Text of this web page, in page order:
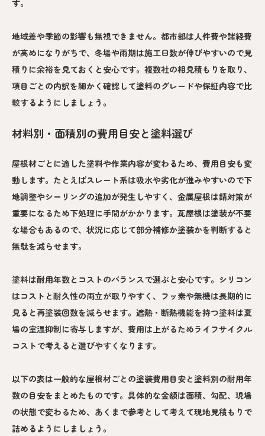
す。
地域差や季節の影響も無視できません。都市部は人件費や諸経費
が高めになりがちで、冬場や雨期は施工日数が伸びやすいので見
積りに余裕を見ておくと安心です。複数社の相見積もりを取り、
項目ごとの内訳を細かく確認して塗料のグレードや保証内容で比
較するようにしましょう。
材料別・面積別の費用目安と塗料選び
屋根材ごとに適した塗料や作業内容が変わるため、費用目安も変
動します。たとえばスレート系は吸水や劣化が進みやすいので下
地調整やシーリングの追加が発生しやすく、金属屋根は錆対策が
重要になるため下処理に手間がかかります。瓦屋根は塗装が不要
な場合もあるので、状況に応じて部分補修か塗装かを判断すると
無駄を減らせます。
塗料は耐用年数とコストのバランスで選ぶと安心です。シリコン
はコストと耐久性の両立が取りやすく、フッ素や無機は長期的に
見ると再塗装回数を減らせます。遮熱・断熱機能を持つ塗料は夏
場の室温抑制に寄与しますが、費用は上がるためライフサイクル
コストで考えると選びやすくなります。
以下の表は一般的な屋根材ごとの塗装費用目安と塗料別の耐用年
数の目安をまとめたものです。具体的な金額は面積、勾配、現場
の状態で変わるため、あくまで参考として考えて現地見積もりで
詰めるようにしましょう。